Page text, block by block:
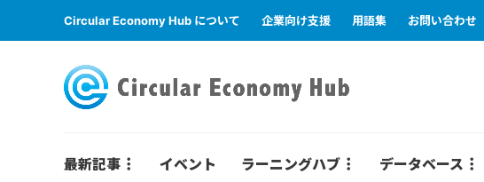
Circular Economy Hub について 企業向け支援 用語集 お問い合わせ
最新記事 イベント ラーニングハブ データベース